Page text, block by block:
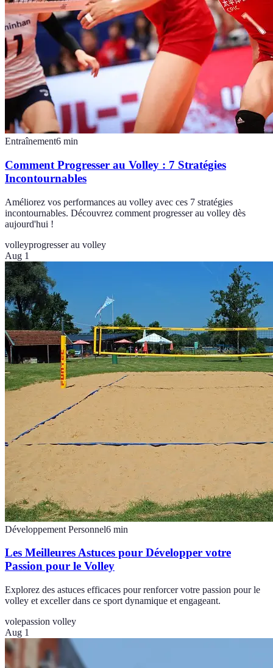
Entraînement6 min
Comment Progresser au Volley : 7 Stratégies
Incontournables
Améliorez vos performances au volley avec ces 7 stratégies
incontournables. Découvrez comment progresser au volley dès
aujourd'hui !
volleyprogresser au volley
Aug 1
Développement Personnel6 min
Les Meilleures Astuces pour Développer votre
Passion pour le Volley
Explorez des astuces efficaces pour renforcer votre passion pour le
volley et exceller dans ce sport dynamique et engageant.
volepassion volley
Aug 1